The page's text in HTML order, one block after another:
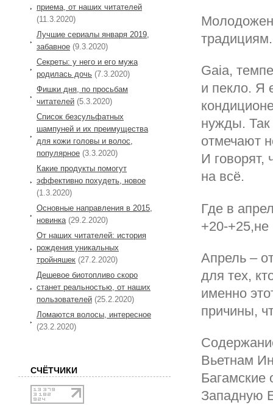
традициям.
Gaia,
и пекло. Я
нужды. Так
отмечают
И говорят,
на всё.
Где в
+20-
Апрель –
для тех,
именно
причины,
Вьетнам
Западную
приема, от наших читателей
(11.3.2020)
Лучшие сериалы января 2019,
забавное (9.3.2020)
Секреты: у него и его мужа
родилась дочь (7.3.2020)
Фишки дня, по просьбам
читателей (5.3.2020)
Список безсульфатных
шампуней и их преимущества
для кожи головы и волос,
популярное (3.3.2020)
Какие продукты помогут
эффективно похудеть, новое
(1.3.2020)
Основные направления в 2015,
новинка (29.2.2020)
От наших читателей: история
рождения уникальных
тройняшек (27.2.2020)
Дешевое биотопливо скоро
станет реальностью, от наших
пользователей (25.2.2020)
Ломаются волосы, интересное
(23.2.2020)
СЧЁТЧИКИ